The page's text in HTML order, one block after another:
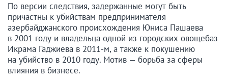
По версии следствия, задержанные могут быть
причастны к убийствам предпринимателя
азербайджанского происхождения Юниса Пашаева
в 2001 году и владельца одной из городских овощебаз
Икрама Гаджиева в 2011-м, а также к покушению
на убийство в 2010 году. Мотив — борьба за сферы
влияния в бизнесе.